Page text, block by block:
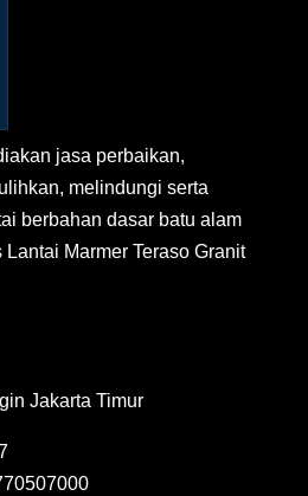
jasa perbaikan,
melindungi serta
berbahan dasar batu alam
Marmer Teraso Granit
Jakarta Timur